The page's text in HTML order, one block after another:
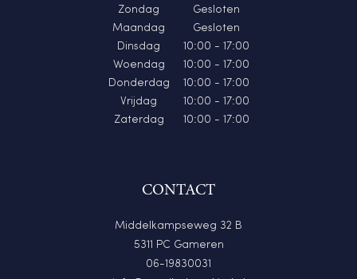
Zondag
Gesloten
Maandag
Gesloten
Dinsdag
10:00 - 17:00
Woendag
10:00 - 17:00
Donderdag
10:00 - 17:00
Vrijdag
10:00 - 17:00
Zaterdag
10:00 - 17:00
CONTACT
Middelkampseweg 32 B
5311 PC Gameren
06-19830031